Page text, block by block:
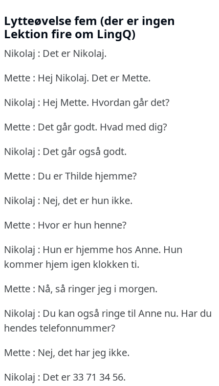
Lytteøvelse fem (der er ingen
Lektion fire om LingQ)
Nikolaj : Det er Nikolaj.
Mette : Hej Nikolaj. Det er Mette.
Nikolaj : Hej Mette. Hvordan går det?
Mette : Det går godt. Hvad med dig?
Nikolaj : Det går også godt.
Mette : Du er Thilde hjemme?
Nikolaj : Nej, det er hun ikke.
Mette : Hvor er hun henne?
Nikolaj : Hun er hjemme hos Anne. Hun
kommer hjem igen klokken ti.
Mette : Nå, så ringer jeg i morgen.
Nikolaj : Du kan også ringe til Anne nu. Har du
hendes telefonnummer?
Mette : Nej, det har jeg ikke.
Nikolaj : Det er 33 71 34 56.